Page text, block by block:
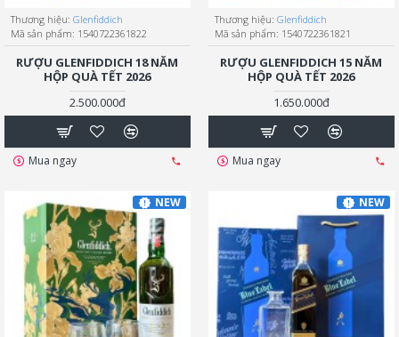
Thương hiệu: Glenfiddich
Mã sản phẩm: 1540722361822
RƯỢU GLENFIDDICH 18 NĂM
HỘP QUÀ TẾT 2026
2.500.000đ
Mua ngay
Thương hiệu: Glenfiddich
Mã sản phẩm: 1540722361821
RƯỢU GLENFIDDICH 15 NĂM
HỘP QUÀ TẾT 2026
1.650.000đ
Mua ngay
NEW NEW